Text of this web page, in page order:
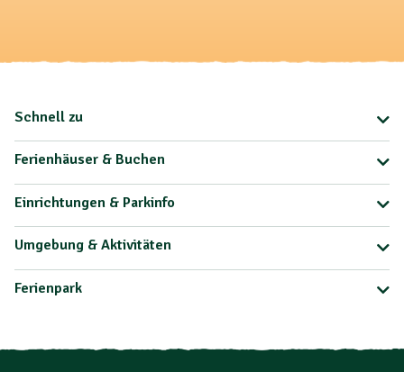
Schnell zu
Ferienhäuser & Buchen
Einrichtungen & Parkinfo
Umgebung & Aktivitäten
Ferienpark